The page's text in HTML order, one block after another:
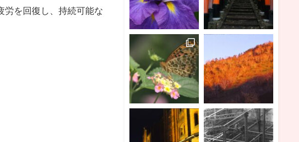
労を回復し、持続可能な